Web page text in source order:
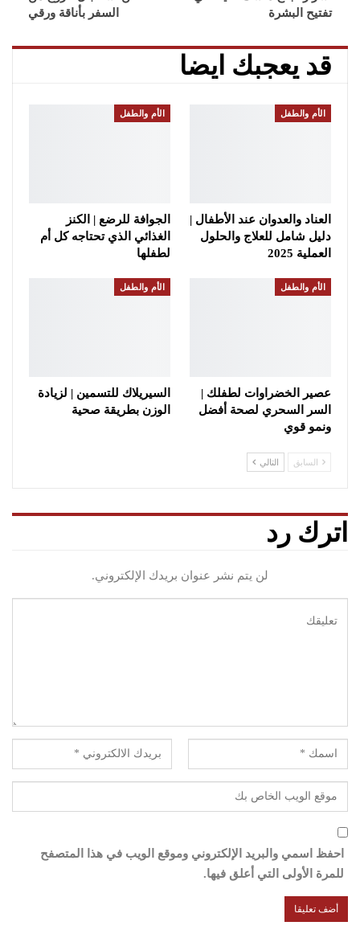
تفتيح البشرة
السفر بأناقة ورقي
قد يعجبك ايضا
الأم والطفل
العناد والعدوان عند الأطفال |
دليل شامل للعلاج والحلول
العملية 2025
الأم والطفل
الجوافة للرضع | الكنز
الغذائي الذي تحتاجه كل أم
لطفلها
الأم والطفل
عصير الخضراوات لطفلك |
السر السحري لصحة أفضل
ونمو قوي
الأم والطفل
السيريلاك للتسمين | لزيادة
الوزن بطريقة صحية
السابق التالي
اترك رد
لن يتم نشر عنوان بريدك الإلكتروني.
احفظ اسمي والبريد الإلكتروني وموقع الويب في هذا المتصفح
للمرة الأولى التي أعلق فيها.